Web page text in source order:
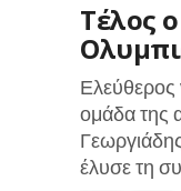
Τέλος
Ελεύθερος
ομάδα της
έλυσε τη